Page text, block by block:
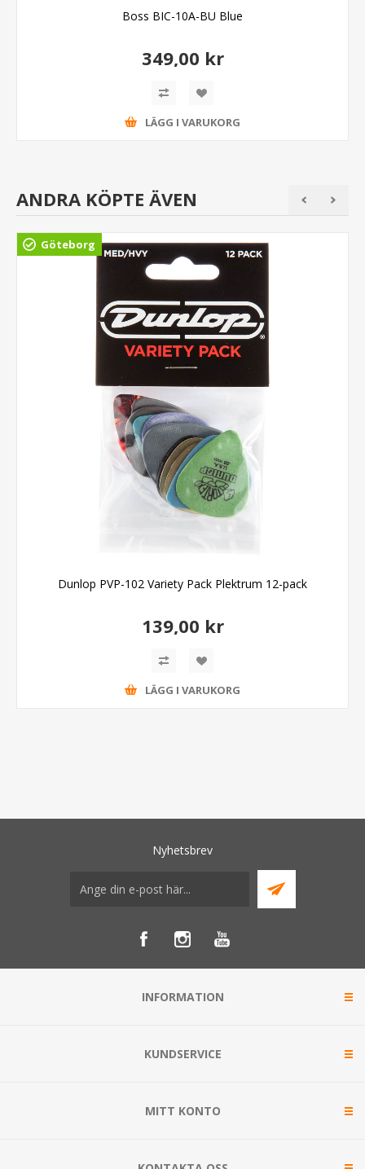
Boss BIC-10A-BU Blue
349,00 kr
LÄGG I VARUKORG
ANDRA KÖPTE ÄVEN
Göteborg
Dunlop PVP-102 Variety Pack Plektrum 12-pack
139,00 kr
LÄGG I VARUKORG
Nyhetsbrev
INFORMATION
KUNDSERVICE
MITT KONTO